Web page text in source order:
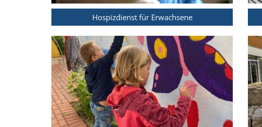
Hospizdienst für Erwachsene